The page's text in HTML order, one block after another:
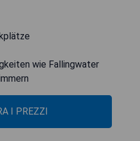
wie Fallingwater
I PREZZI